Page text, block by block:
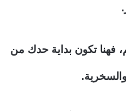
فهنا تكون بداية حدك من